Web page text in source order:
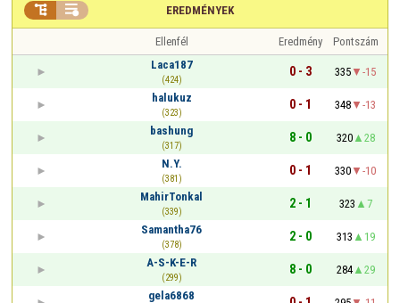
EREDMÉNYEK
 
Ellenfél Eredmény
Pontszám
Laca187
(424)
0 - 3 335
-15
halukuz
(323)
0 - 1 348
-13
bashung
(317)
8 - 0 320
28
N.Y.
(381)
0 - 1 330
-10
MahirTonkal
(339)
2 - 1 323
7
Samantha76
(378)
2 - 0 313
19
A-S-K-E-R
(299)
8 - 0 284
29
gela6868